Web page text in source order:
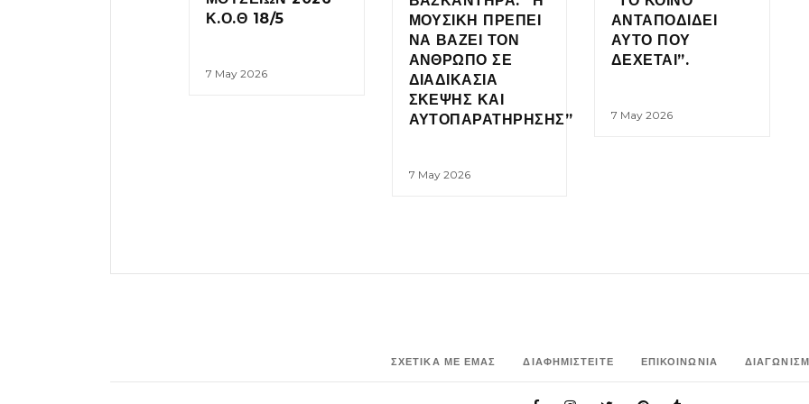
Κ.Ο.Θ 18/5
7 May 2026
ΜΟΥΣΙΚΗ ΠΡΕΠΕΙ
ΝΑ ΒΑΖΕΙ ΤΟΝ
ΑΝΘΡΩΠΟ ΣΕ
ΔΙΑΔΙΚΑΣΙΑ
ΣΚΕΨΗΣ ΚΑΙ
ΑΥΤΟΠΑΡΑΤΗΡΗΣΗΣ”
7 May 2026
ΑΝΤΑΠΟΔΙΔΕΙ
ΑΥΤΟ ΠΟΥ
ΔΕΧΕΤΑΙ”.
7 May 2026
ΣΧΕΤΙΚΑ ΜΕ ΕΜΑΣ ΔΙΑΦΗΜΙΣΤΕΙΤΕ ΕΠΙΚΟΙΝΩΝΙΑ